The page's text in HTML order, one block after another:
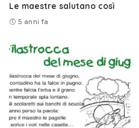
Le maestre salutano così
5 anni fa